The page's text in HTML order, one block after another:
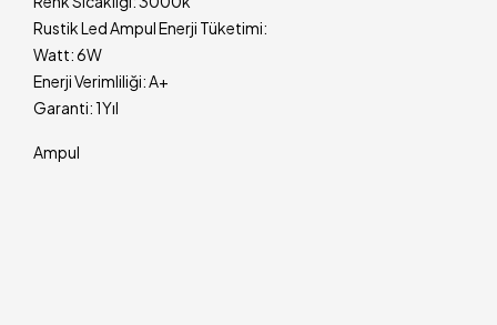
Rustik Led Ampul Enerji Tüketimi:
Watt: 6W
Enerji Verimliliği: A+
Garanti: 1Yıl
Ampul